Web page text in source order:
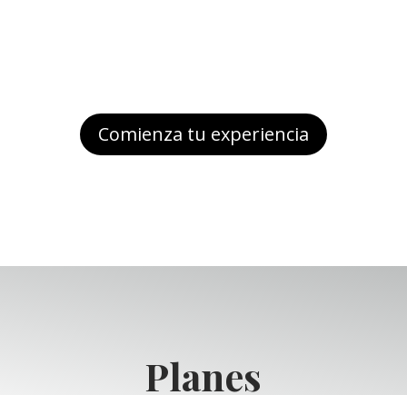
Comienza tu experiencia
Planes